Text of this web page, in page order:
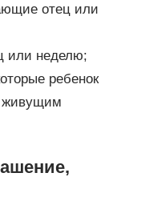
отец или
или неделю;
ребенок
живущим